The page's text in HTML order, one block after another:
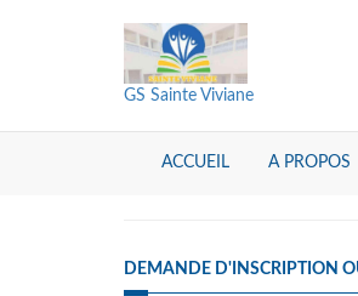
GS Sainte Viviane
ACCUEIL A PROPOS
DEMANDE D'INSCRIPTION